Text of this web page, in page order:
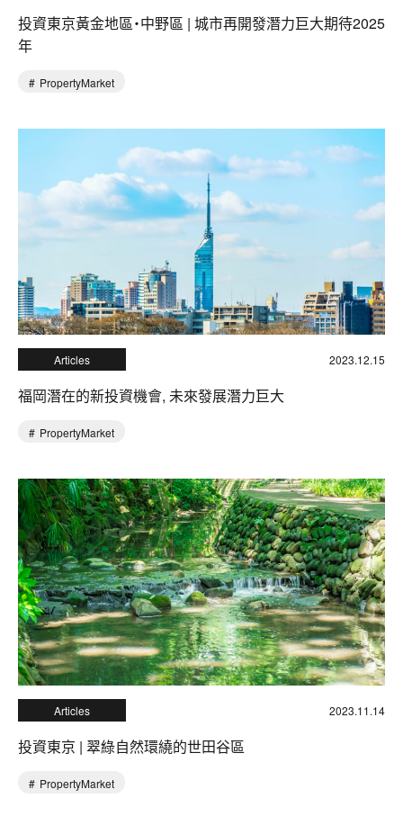
投資東京黃金地區・中野區 | 城市再開發潛力巨大期待2025
年
PropertyMarket
Articles 2023.12.15
福岡潛在的新投資機會, 未來發展潛力巨大
PropertyMarket
Articles 2023.11.14
投資東京 | 翠綠自然環繞的世田谷區
PropertyMarket